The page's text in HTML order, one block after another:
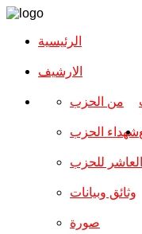
الرئيسية
الارشیف
من الحزب
شهداء الحزب
للحزب
وثائق وبيانات
صورة